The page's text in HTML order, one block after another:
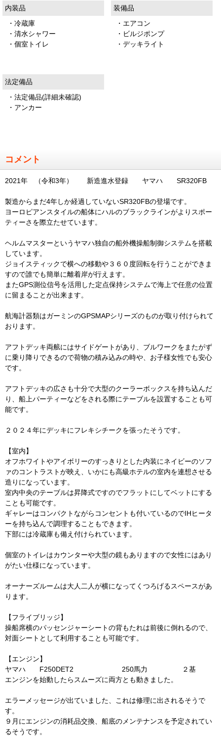
内装品
・冷蔵庫
・清水シャワー
・個室トイレ
装備品
・エアコン
・ビルジポンプ
・デッキライト
法定備品
・法定備品(詳細未確認)
・アンカー
コメント
2021年 （令和3年） 新造進水登録 ヤマハ SR320FB
製造からまだ4年しか経過していないSR320FBの登場です。
ヨーロピアンスタイルの船体にハルのブラックラインがよりスポー
ティーさを際立たせています。
ヘルムマスターというヤマハ独自の船外機操船制御システムを搭載
しています。
ジョイスティックで横への移動や３６０度回転を行うことができま
すので誰でも簡単に離着岸が行えます。
またGPS測位信号を活用した定点保持システムで海上で任意の位置
に留まることが出来ます。
航海計器類はガーミンのGPSMAPシリーズのものが取り付けられて
おります。
アフトデッキ両舷にはサイドゲートがあり、ブルワークをまたがず
に乗り降りできるので荷物の積み込みの時や、お子様女性でも安心
です。
アフトデッキの広さも十分で大型のクーラーボックスを持ち込んだ
り、船上パーティーなどをされる際にテーブルを設置することも可
能です。
２０２４年にデッキにフレキシチークを張ったそうです。
【室内】
オフホワイトやアイボリーのすっきりとした内装にネイビーのソフ
ァのコントラストが映え、いかにも高級ホテルの室内を連想させる
造りになっています。
室内中央のテーブルは昇降式ですのでフラットにしてベットにする
ことも可能です。
ギャレーはコンパクトながらコンセントも付いているのでIHヒータ
ーを持ち込んで調理することもできます。
下部には冷蔵庫も備え付けられています。
個室のトイレはカウンターや大型の鏡もありますので女性にはあり
がたい仕様になっています。
オーナーズルームは大人二人が横になってくつろげるスペースがあ
ります。
【フライブリッジ】
操船席横のパッセンジャーシートの背もたれは前後に倒れるので、
対面シートとして利用することも可能です。
【エンジン】
ヤマハ F250DET2 250馬力 ２基
エンジンを始動したらスムーズに両方とも動きました。
エラーメッセージが出ていました、これは修理に出されるそうで
す。
９月にエンジンの消耗品交換、船底のメンテナンスを予定されてい
るそうです。